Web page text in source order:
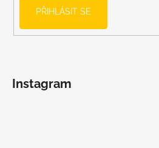
PŘIHLÁSIT SE
Instagram